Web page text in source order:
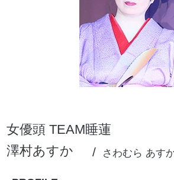
女優頭 TEAM睡蓮
澤村あすか
さわむら あす